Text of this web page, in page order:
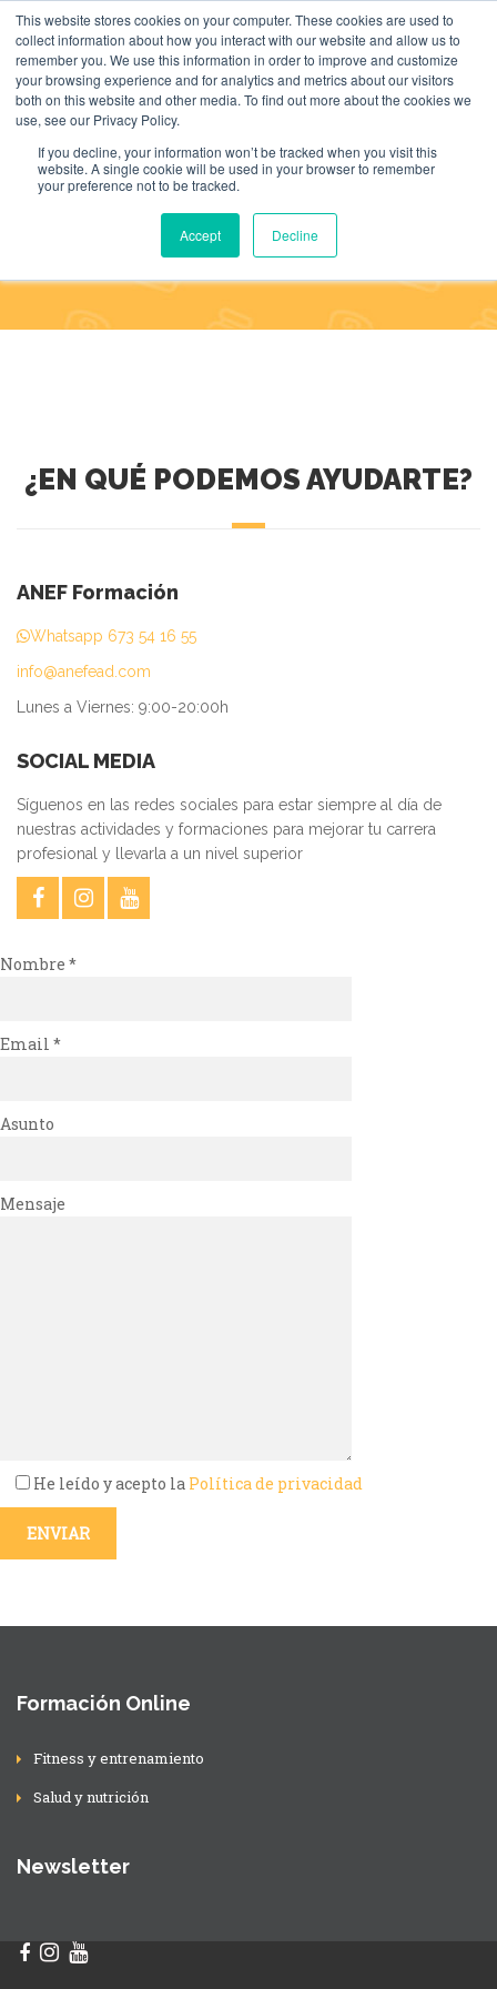
This website stores cookies on your computer. These cookies are used to
collect information about how you interact with our website and allow us to
remember you. We use this information in order to improve and customize
your browsing experience and for analytics and metrics about our visitors
both on this website and other media. To find out more about the cookies we
use, see our Privacy Policy.
If you decline, your information won’t be tracked when you visit this
website. A single cookie will be used in your browser to remember
your preference not to be tracked.
Accept Decline
Search
for:
BUSCAR
CONTACTO
CONTACTO
¿EN QUÉ PODEMOS AYUDARTE?
ANEF Formación
Whatsapp 673 54 16 55
info@anefead.com
Lunes a Viernes: 9:00-20:00h
SOCIAL MEDIA
Síguenos en las redes sociales para estar siempre al día de
nuestras actividades y formaciones para mejorar tu carrera
profesional y llevarla a un nivel superior
Nombre *
Email *
Asunto
Mensaje
He leído y acepto la Política de privacidad
Formación Online
Fitness y entrenamiento
Salud y nutrición
Newsletter